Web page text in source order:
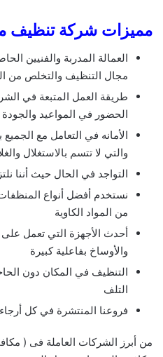
مميزات شركة تنظيف
العمالة المدربة والفنيين
مجال التنظيف والتخلص من
طريقة العمل المتبعة في
الحضور في المواعيد والجودة
الأمانه في التعامل مع الجميع
والتي لا تتسم بالاستغلال
التواجد في الحال حيث أننا
نستخدم أفضل أنواع
من المواد الكاوية
أحدث الأجهزة التي تعمل
والأوساخ بفاعلية كبيرة
التنظيف في المكان دون
التلف
فروعنا المنتشرة في كل أرجاء
من أبرز الشركات العاملة فى (